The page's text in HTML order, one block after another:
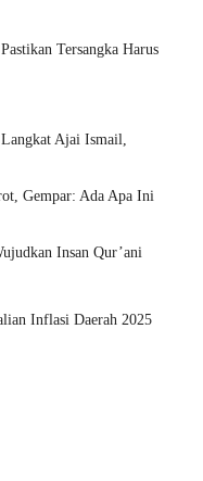
Tersangka Harus
Ajai Ismail,
Gempar: Ada Apa Ini
Insan Qur’ani
Inflasi Daerah 2025